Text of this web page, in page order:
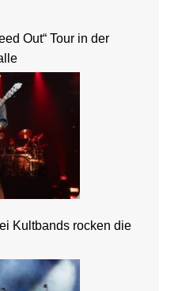
Out“ Tour in der
Kultbands rocken die